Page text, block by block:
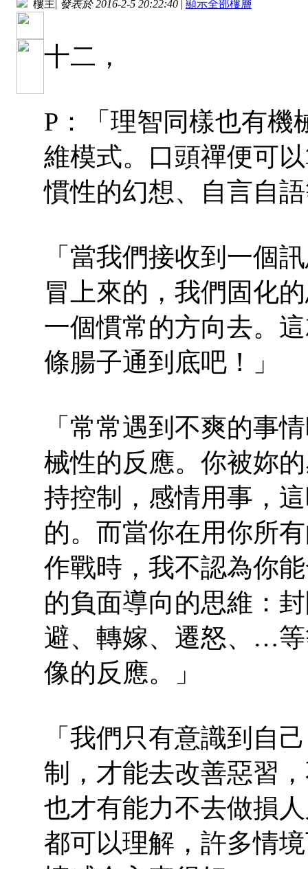
樓主 發表於 2016-2-5 20:22:40 顯示全部樓層
十二，
P：「理智同樣也有機
維模式。口頭禪便可
慣性的幻想、自言自
「當我們接收到一個
冒上來的，我們固化
一個慣常的方向去。
條腸子通到底吧！」
「常常遇到不爽的事
械性的反應。你被妳
持控制，感情用事，
的。而當你在用你所
作戰時，我不認為你
的負面導向的思維：
避、轉嫁、遷怒、…
像的反應。」
「我們只有意識到自
制，才能去改善惡習
也才有能力不去做損
都可以理解，許多情